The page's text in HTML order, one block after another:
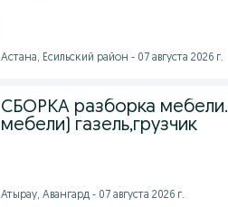
Астана, Есильский район - 07 августа 2026 г.
СБОРКА разборка
мебели) газель,грузчик
Атырау, Авангард - 07 августа 2026 г.